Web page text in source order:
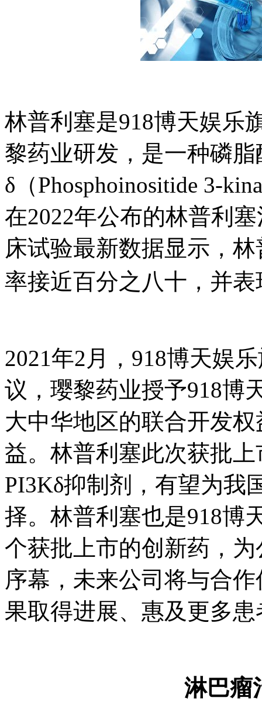
林普利塞是918博天娱乐
黎药业研发，是一种磷
δ（Phosphoinositide 3-
在2022年公布的林普利
床试验最新数据显示，
率接近百分之八十，并
2021年2月，918博天娱
议，璎黎药业授予918博
大中华地区的联合开发
益。林普利塞此次获批
PI3Kδ抑制剂，有望为我
择。林普利塞也是918博
个获批上市的创新药，
序幕，未来公司将与合
果取得进展、惠及更多患
淋巴瘤